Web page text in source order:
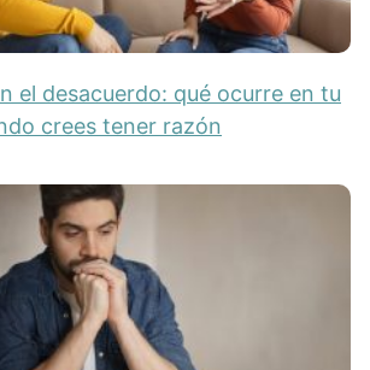
el desacuerdo: qué ocurre en tu
crees tener razón